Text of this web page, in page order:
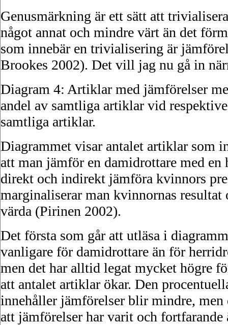
Genusmärkning är ett sätt att
något annat och mindre värt än det
som innebär en trivialisering är
Brookes 2002). Det vill jag nu gå in
Diagram 4: Artiklar med jämförelser
andel av samtliga artiklar vid
samtliga artiklar.
Diagrammet visar antalet artiklar som
att man jämför en damidrottare med
direkt och indirekt jämföra kvinnors
marginaliserar man kvinnornas
värda (Pirinen 2002).
Det första som går att utläsa i
vanligare för damidrottare än för
men det har alltid legat mycket högre
att antalet artiklar ökar. Den
innehåller jämförelser blir mindre,
att jämförelser har varit och